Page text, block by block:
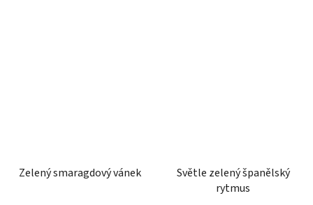
Zelený smaragdový vánek
Světle zelený španělský
rytmus